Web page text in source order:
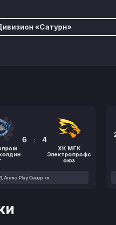
«Сатурн»
6 : 4
ХК МГК
Электропрофс
оюз
Arena Play Север гл.